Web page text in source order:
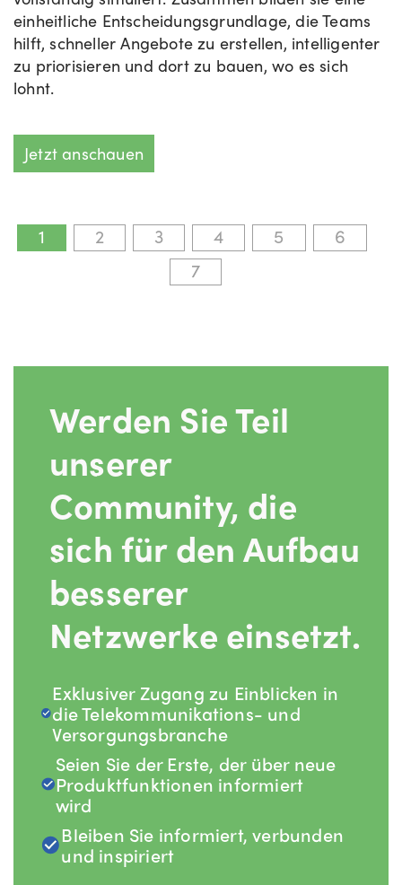
einheitliche Entscheidungsgrundlage, die Teams
hilft, schneller Angebote zu erstellen, intelligenter
zu priorisieren und dort zu bauen, wo es sich
lohnt.
Jetzt anschauen
1 2 3 4 5
6
7
Werden Sie Teil
unserer
Community, die
sich für den Aufbau
besserer
Netzwerke einsetzt.
Exklusiver Zugang zu Einblicken in
die Telekommunikations- und
Versorgungsbranche
Seien Sie der Erste, der über neue
Produktfunktionen informiert
wird
Bleiben Sie informiert, verbunden
und inspiriert